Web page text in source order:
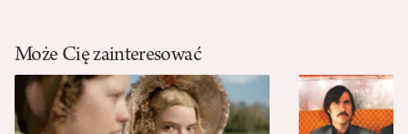
Może Cię zainteresować